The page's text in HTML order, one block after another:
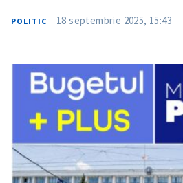
POLITIC 18 septembrie 2025, 15:43